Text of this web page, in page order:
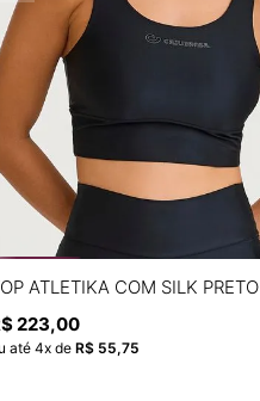
ATLETIKA COM SILK PRETO
223,00
até 4x de R$ 55,75